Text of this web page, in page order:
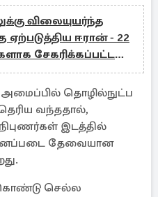
விலையுயர்ந்த
ஈரான் - 22
சேகரிக்கப்பட்ட
தரவுகள் அழிப்பு
தொழில்நுட்ப
வந்ததால்,
இடத்தில்
தேவையான
செல்ல